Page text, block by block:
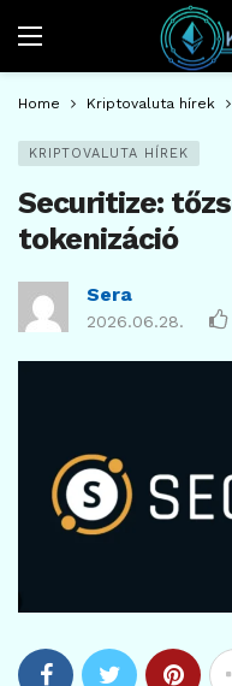
Home Kriptovaluta hírek
KRIPTOVALUTA HÍREK
Securitize:
tokenizáció
Sera
2026.06.28.